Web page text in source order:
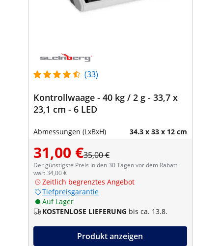
(33)
Kontrollwaage - 40 kg / 2 g - 33,7 x
23,1 cm - 6 LED
Abmessungen (LxBxH) 34.3 x 33 x 12 cm
31,00 €35,00 €
Der günstigste Preis in den 30 Tagen vor dem Rabatt
war: 34,00 €
Zeitlich begrenztes Angebot
Tiefpreisgarantie
Auf Lager
KOSTENLOSE LIEFERUNG bis ca. 13.8.
Produkt anzeigen